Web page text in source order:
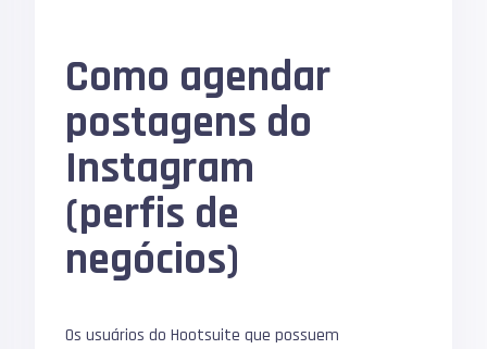
Como agendar
postagens do
Instagram
(perfis de
negócios)
Os usuários do Hootsuite que possuem